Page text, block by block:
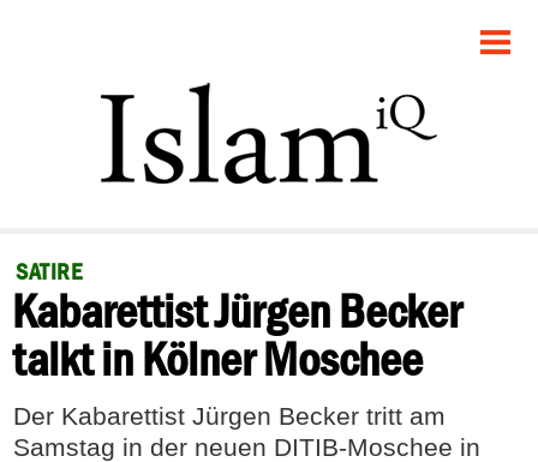
POLITIK
GESELLSCHAFT
RECHT
FEUILLETON
DEBATTE
SATIRE
Kabarettist Jürgen Becker
talkt in Kölner Moschee
Der Kabarettist Jürgen Becker tritt am
Samstag in der neuen DITIB-Moschee in